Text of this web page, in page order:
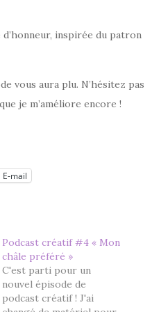
inspirée du patron
vous aura plu. N’hésitez pas
je m’améliore encore !
E-mail
Podcast créatif #4 « Mon
châle préféré »
C'est parti pour un
nouvel épisode de
podcast créatif ! J'ai